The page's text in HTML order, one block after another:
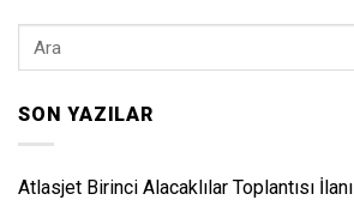
SON YAZILAR
Atlasjet Birinci Alacaklılar Toplantısı İlanı